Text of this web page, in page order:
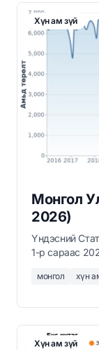
Хүн ам зүй
Монгол
2026)
Үндэсний
1-р сараас
монгол хүн
Хүн ам зүй